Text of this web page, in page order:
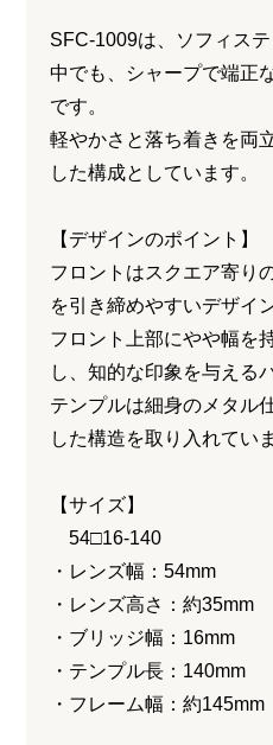
SFC-1009は、ソフィス
中でも、シャープで端正
です。
軽やかさと落ち着きを両
した構成としています。
【デザインのポイント】
フロントはスクエア寄り
を引き締めやすいデザイ
フロント上部にやや幅を
し、知的な印象を与える
テンプルは細身のメタル
した構造を取り入れてい
【サイズ】
54□16-140
・レンズ幅：54mm
・レンズ高さ：約35mm
・ブリッジ幅：16mm
・テンプル長：140mm
・フレーム幅：約145mm